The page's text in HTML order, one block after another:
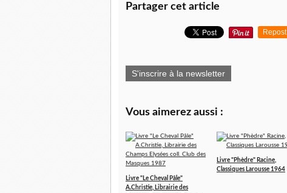
Partager cet article
Repost
S'inscrire à la newsletter
Vous aimerez aussi :
Livre "Le Cheval Pâle"
A.Christie, Librairie des
Livre "Phèdre" Racine,
Classiques Larousse 1964